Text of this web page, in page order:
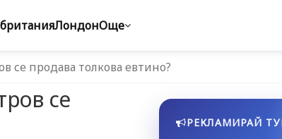
ЛондонОще
се продава толкова евтино?
се
РЕКЛАМИРАЙ